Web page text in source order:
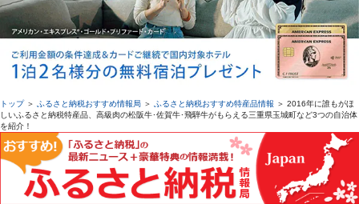
トップ＞ ふるさと納税おすすめ情報局 ＞ ふるさと納税おすすめ特産品情報 ＞ 2016年に誰もがほ
しいふるさと納税特産品、高級肉の松阪牛･佐賀牛･飛騨牛がもらえる三重県玉城町など3つの自治体
を紹介！